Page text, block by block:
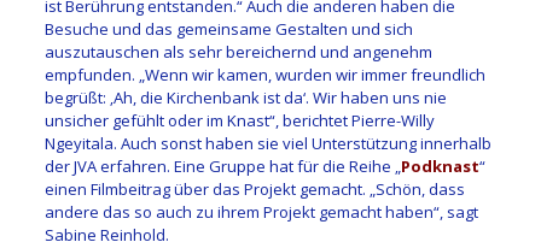
ist Berührung entstanden.“ Auch die anderen haben die
Besuche und das gemeinsame Gestalten und sich
auszutauschen als sehr bereichernd und angenehm
empfunden. „Wenn wir kamen, wurden wir immer freundlich
begrüßt: ‚Ah, die Kirchenbank ist da‘. Wir haben uns nie
unsicher gefühlt oder im Knast“, berichtet Pierre-Willy
Ngeyitala. Auch sonst haben sie viel Unterstützung innerhalb
der JVA erfahren. Eine Gruppe hat für die Reihe „Podknast“
einen Filmbeitrag über das Projekt gemacht. „Schön, dass
andere das so auch zu ihrem Projekt gemacht haben“, sagt
Sabine Reinhold.